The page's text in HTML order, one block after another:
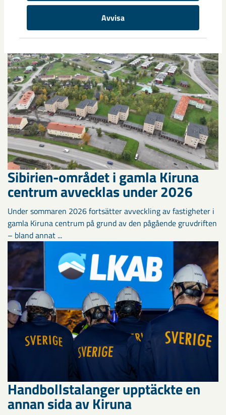
Avvisa
Sibirien-området i gamla Kiruna
centrum avvecklas under 2026
Under sommaren 2026 fortsätter avveckling av fastigheter i
gamla Kiruna centrum på grund av den pågående gruvdriften
– bland annat ...
Handbollstalanger upptäckte en
annan sida av Kiruna